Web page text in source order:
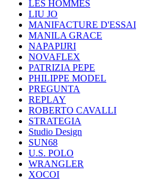
LES HOMMES
LIU JO
MANIFACTURE D'ESSAI
MANILA GRACE
NAPAPIJRI
NOVAFLEX
PATRIZIA PEPE
PHILIPPE MODEL
PREGUNTA
REPLAY
ROBERTO CAVALLI
STRATEGIA
Studio Design
SUN68
U.S. POLO
WRANGLER
XOCOI